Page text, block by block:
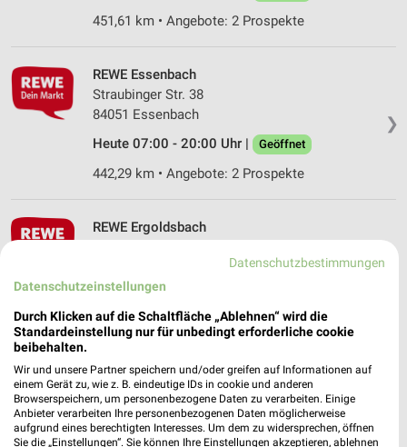
451,61 km • Angebote: 2 Prospekte
❯
REWE Essenbach
Straubinger Str. 38
84051 Essenbach
Heute 07:00 - 20:00 Uhr |
Geöffnet
442,29 km • Angebote: 2 Prospekte
REWE Ergoldsbach
Heute 07:00 - 20:00 Uhr |
434,94 km • Angebote: 2 Prospekte
REWE Markt Moosburg
Neue Industriestr. 7
85368 Moosburg
Datenschutzbestimmungen
Datenschutzeinstellungen
Durch Klicken auf die Schaltfläche „Ablehnen“ wird die
Standardeinstellung nur für unbedingt erforderliche cookie
beibehalten.
Wir und unsere Partner speichern und/oder greifen auf Informationen auf
einem Gerät zu, wie z. B. eindeutige IDs in cookie und anderen
Browserspeichern, um personenbezogene Daten zu verarbeiten. Einige
Anbieter verarbeiten Ihre personenbezogenen Daten möglicherweise
aufgrund eines berechtigten Interesses. Um dem zu widersprechen, öffnen
Sie die „Einstellungen“. Sie können Ihre Einstellungen akzeptieren, ablehnen